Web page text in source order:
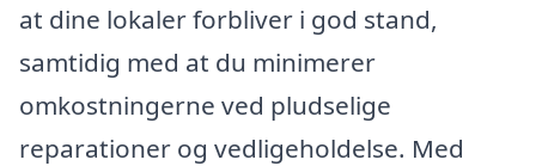
at dine lokaler forbliver i god stand,
samtidig med at du minimerer
omkostningerne ved pludselige
reparationer og vedligeholdelse. Med